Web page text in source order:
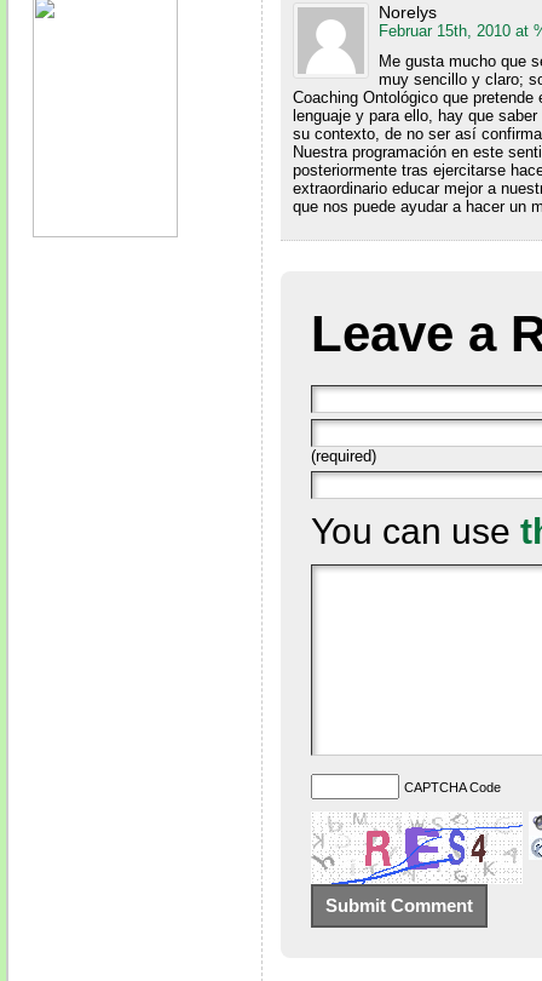
Norelys
Februar 15th, 2010 at
Me gusta mucho que
muy sencillo y claro;
Coaching Ontológico que
lenguaje y para ello, hay que
su contexto, de no ser así
Nuestra programación en este
posteriormente tras ejercitarse
extraordinario educar mejor a
que nos puede ayudar a hacer un
Leave a
(required)
You can use
CAPTCHA Code